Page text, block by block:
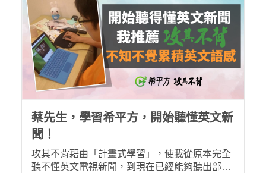
蔡先生，學習希平方，開始聽懂英文新
聞！
攻其不背藉由「計畫式學習」，使我從原本完全
聽不懂英文電視新聞，到現在已經能夠聽出部分